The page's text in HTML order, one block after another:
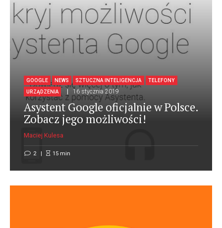
GOOGLE NEWS SZTUCZNA INTELIGENCJA TELEFONY
URZĄDZENIA 16 stycznia 2019
Asystent Google oficjalnie w Polsce.
Zobacz jego możliwości!
Maciej Kulesa
2 15 min